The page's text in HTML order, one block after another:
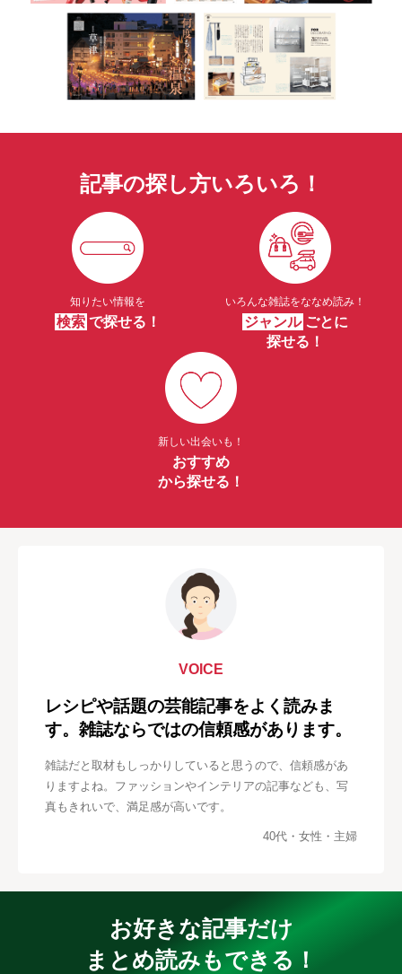
記事の探し方いろいろ！
知りたい情報を
検索 で探せる！
いろんな雑誌をななめ読み！
ジャンル ごとに
探せる！
新しい出会いも！
おすすめ
から探せる！
VOICE
レシピや話題の芸能記事をよく読みま
す。雑誌ならではの信頼感があります。
雑誌だと取材もしっかりしていると思うので、信頼感があ
りますよね。ファッションやインテリアの記事なども、写
真もきれいで、満足感が高いです。
40代・女性・主婦
お好きな記事だけ
まとめ読みもできる！